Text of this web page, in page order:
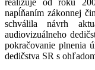
napĺňaním zákonnej
schválila návrh
audiovizuálneho
pokračovanie plnenia
dedičstva SR s